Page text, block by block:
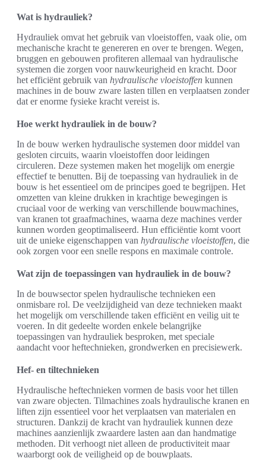
Wat is hydrauliek?
Hydrauliek omvat het gebruik van vloeistoffen, vaak olie, om
mechanische kracht te genereren en over te brengen. Wegen,
bruggen en gebouwen profiteren allemaal van hydraulische
systemen die zorgen voor nauwkeurigheid en kracht. Door
het efficiënt gebruik van hydraulische vloeistoffen kunnen
machines in de bouw zware lasten tillen en verplaatsen zonder
dat er enorme fysieke kracht vereist is.
Hoe werkt hydrauliek in de bouw?
In de bouw werken hydraulische systemen door middel van
gesloten circuits, waarin vloeistoffen door leidingen
circuleren. Deze systemen maken het mogelijk om energie
effectief te benutten. Bij de toepassing van hydrauliek in de
bouw is het essentieel om de principes goed te begrijpen. Het
omzetten van kleine drukken in krachtige bewegingen is
cruciaal voor de werking van verschillende bouwmachines,
van kranen tot graafmachines, waarna deze machines verder
kunnen worden geoptimaliseerd. Hun efficiëntie komt voort
uit de unieke eigenschappen van hydraulische vloeistoffen, die
ook zorgen voor een snelle respons en maximale controle.
Wat zijn de toepassingen van hydrauliek in de bouw?
In de bouwsector spelen hydraulische technieken een
onmisbare rol. De veelzijdigheid van deze technieken maakt
het mogelijk om verschillende taken efficiënt en veilig uit te
voeren. In dit gedeelte worden enkele belangrijke
toepassingen van hydrauliek besproken, met speciale
aandacht voor heftechnieken, grondwerken en precisiewerk.
Hef- en tiltechnieken
Hydraulische heftechnieken vormen de basis voor het tillen
van zware objecten. Tilmachines zoals hydraulische kranen en
liften zijn essentieel voor het verplaatsen van materialen en
structuren. Dankzij de kracht van hydrauliek kunnen deze
machines aanzienlijk zwaardere lasten aan dan handmatige
methoden. Dit verhoogt niet alleen de productiviteit maar
waarborgt ook de veiligheid op de bouwplaats.